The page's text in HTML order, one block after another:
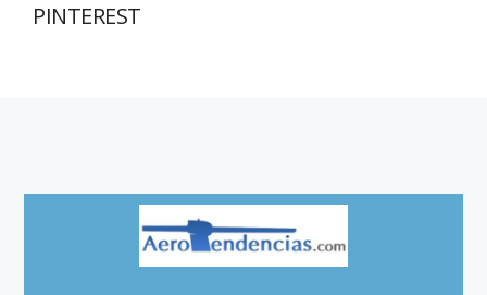
PINTEREST